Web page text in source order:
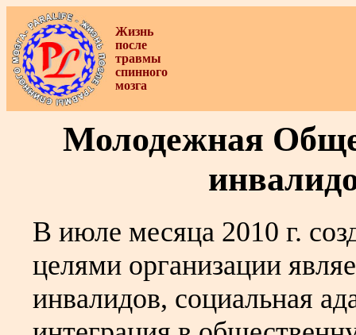
Жизнь
после
травмы
спинного
мозга
Молодежная
В июле месяца 2010 г.
целями организации
инвалидов, социальная